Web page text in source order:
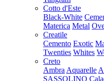
Cotto d'Este
Black-White
Materica Metal
Creatile
Cemento Exotic
Twenties Whites
Creto
Ambra Aquarelle
SASSOLINO